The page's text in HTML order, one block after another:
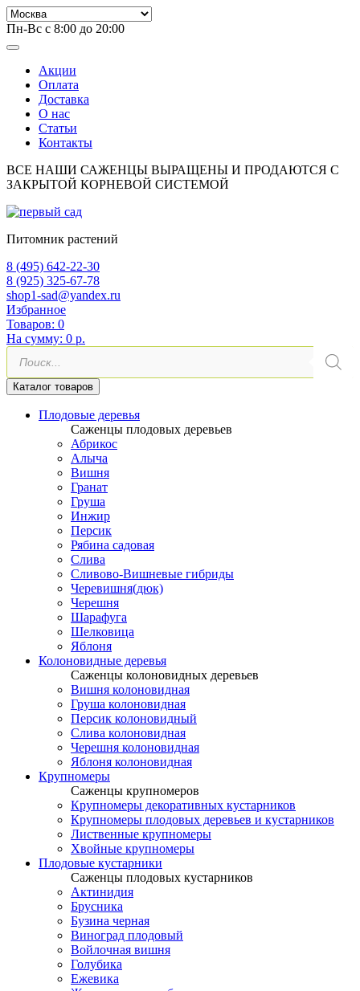
Пн-Вс с 8:00 до 20:00
Акции
Оплата
Доставка
О нас
Статьи
Контакты
ВСЕ НАШИ САЖЕНЦЫ ВЫРАЩЕНЫ И ПРОДАЮТСЯ С
ЗАКРЫТОЙ КОРНЕВОЙ СИСТЕМОЙ
Питомник растений
8 (495) 642-22-30
8 (925) 325-67-78
shop1-sad@yandex.ru
Избранное
Товаров: 0
На сумму: 0 р.
Поиск
товаров
Каталог товаров
Плодовые деревья
Саженцы плодовых деревьев
Абрикос
Алыча
Вишня
Гранат
Груша
Инжир
Персик
Рябина садовая
Слива
Сливово-Вишневые гибриды
Черевишня(дюк)
Черешня
Шарафуга
Шелковица
Яблоня
Колоновидные деревья
Саженцы колоновидных деревьев
Вишня колоновидная
Груша колоновидная
Персик колоновидный
Слива колоновидная
Черешня колоновидная
Яблоня колоновидная
Крупномеры
Саженцы крупномеров
Крупномеры декоративных кустарников
Крупномеры плодовых деревьев и кустарников
Лиственные крупномеры
Хвойные крупномеры
Плодовые кустарники
Саженцы плодовых кустарников
Актинидия
Брусника
Бузина черная
Виноград плодовый
Войлочная вишня
Голубика
Ежевика